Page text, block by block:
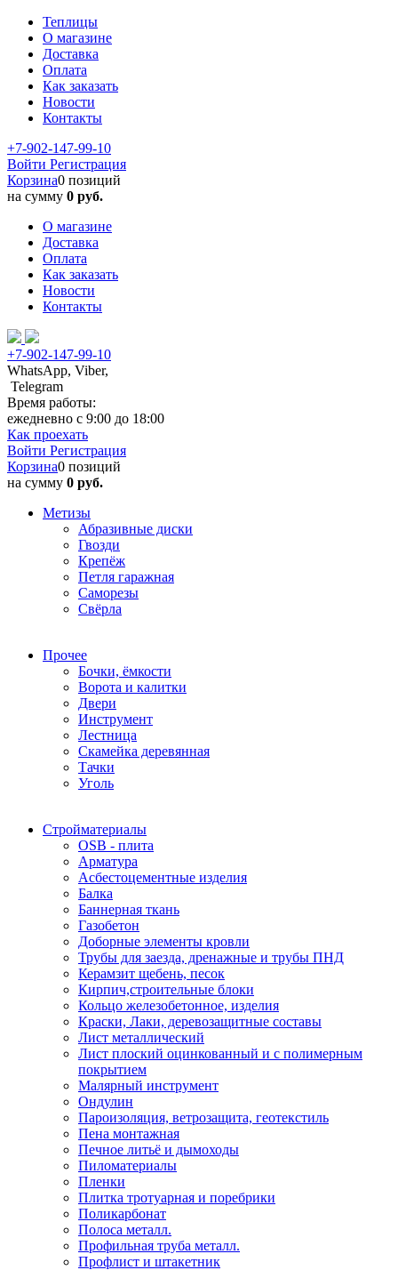
Теплицы
О магазине
Доставка
Оплата
Как заказать
Новости
Контакты
+7-902-147-99-10
Войти Регистрация
Корзина0 позиций
на сумму 0 руб.
О магазине
Доставка
Оплата
Как заказать
Новости
Контакты
+7-902-147-99-10
WhatsApp, Viber,
Telegram
Время работы:
ежедневно с 9:00 до 18:00
Как проехать
Войти Регистрация
Корзина0 позиций
на сумму 0 руб.
Метизы
Абразивные диски
Гвозди
Крепёж
Петля гаражная
Саморезы
Свёрла
Прочее
Бочки, ёмкости
Ворота и калитки
Двери
Инструмент
Лестница
Скамейка деревянная
Тачки
Уголь
Стройматериалы
OSB - плита
Арматура
Асбестоцементные изделия
Балка
Баннерная ткань
Газобетон
Доборные элементы кровли
Трубы для заезда, дренажные и трубы ПНД
Керамзит щебень, песок
Кирпич,строительные блоки
Кольцо железобетонное, изделия
Краски, Лаки, деревозащитные составы
Лист металлический
Лист плоский оцинкованный и с полимерным
покрытием
Малярный инструмент
Ондулин
Пароизоляция, ветрозащита, геотекстиль
Пена монтажная
Печное литьё и дымоходы
Пиломатериалы
Пленки
Плитка тротуарная и поребрики
Поликарбонат
Полоса металл.
Профильная труба металл.
Профлист и штакетник